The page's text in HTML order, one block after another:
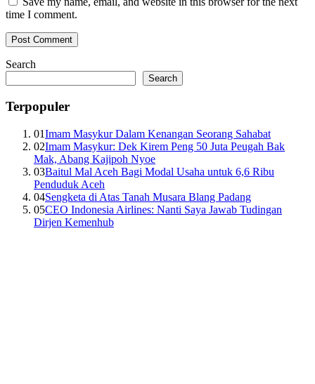
time I comment.
Search
Search
Terpopuler
01Imam Masykur Dalam Kenangan Seorang Sahabat
02Imam Masykur: Dek Kirem Peng 50 Juta Peugah Bak
Mak, Abang Kajipoh Nyoe
03Baitul Mal Aceh Bagi Modal Usaha untuk 6,6 Ribu
Penduduk Aceh
04Sengketa di Atas Tanah Musara Blang Padang
05CEO Indonesia Airlines: Nanti Saya Jawab Tudingan
Dirjen Kemenhub